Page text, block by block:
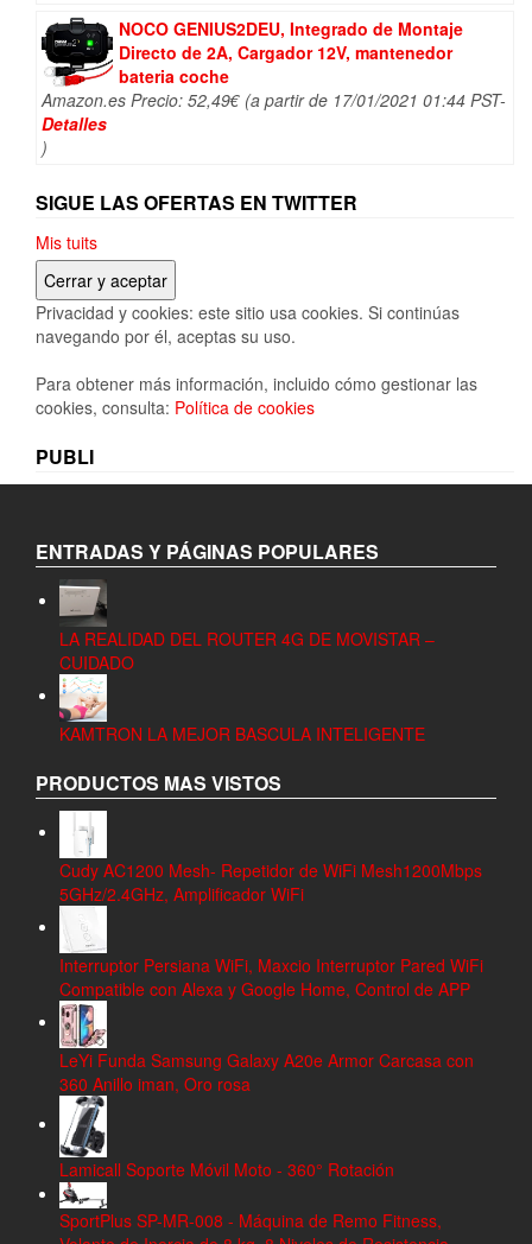
NOCO GENIUS2DEU, Integrado de Montaje
Directo de 2A, Cargador 12V, mantenedor
bateria coche
Amazon.es Precio: 52,49€ (a partir de 17/01/2021 01:44 PST-
Detalles
)
SIGUE LAS OFERTAS EN TWITTER
Mis tuits
Privacidad y cookies: este sitio usa cookies. Si continúas
navegando por él, aceptas su uso.
Para obtener más información, incluido cómo gestionar las
cookies, consulta: Política de cookies
PUBLI
ENTRADAS Y PÁGINAS POPULARES
LA REALIDAD DEL ROUTER 4G DE MOVISTAR –
CUIDADO
KAMTRON LA MEJOR BASCULA INTELIGENTE
PRODUCTOS MAS VISTOS
Cudy AC1200 Mesh- Repetidor de WiFi Mesh1200Mbps
5GHz/2.4GHz, Amplificador WiFi
Interruptor Persiana WiFi, Maxcio Interruptor Pared WiFi
Compatible con Alexa y Google Home, Control de APP
LeYi Funda Samsung Galaxy A20e Armor Carcasa con
360 Anillo iman, Oro rosa
Lamicall Soporte Móvil Moto - 360° Rotación
SportPlus SP-MR-008 - Máquina de Remo Fitness,